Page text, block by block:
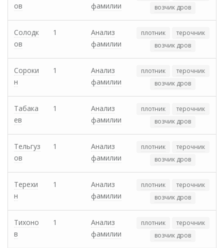
ов
фамилии
возчик дров
Солодк
ов
1
Анализ
фамилии
плотник
терочник
возчик дров
Сороки
н
1
Анализ
фамилии
плотник
терочник
возчик дров
Табака
ев
1
Анализ
фамилии
плотник
терочник
возчик дров
Тельгуз
ов
1
Анализ
фамилии
плотник
терочник
возчик дров
Терехи
н
1
Анализ
фамилии
плотник
терочник
возчик дров
Тихоно
в
1
Анализ
фамилии
плотник
терочник
возчик дров